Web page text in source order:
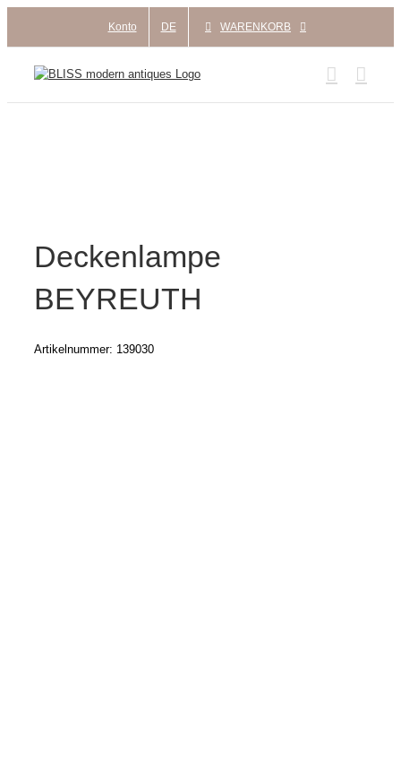
springen
Konto DE WARENKORB
Deckenlampe
BEYREUTH
Artikelnummer: 139030